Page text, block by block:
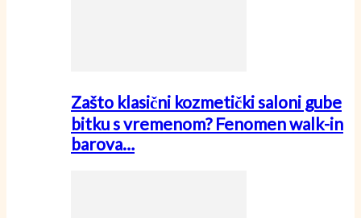
Zašto klasični kozmetički saloni gube
bitku s vremenom? Fenomen walk-in
barova…